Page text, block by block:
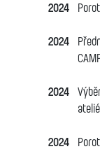
2024
2024
2024
2024